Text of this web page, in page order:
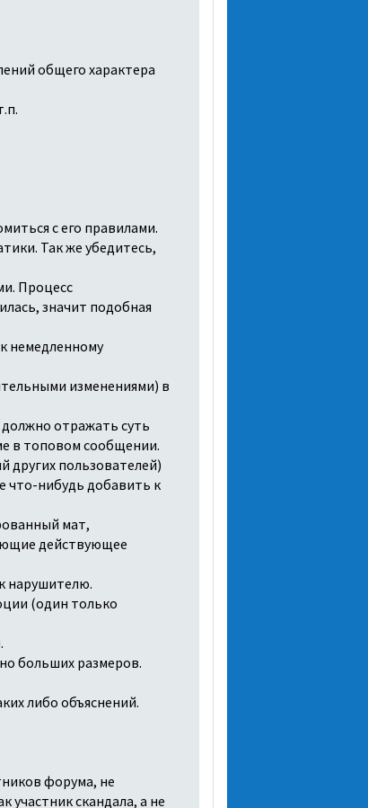
общего характера
с его правилами.
Так же убедитесь,
Процесс
значит подобная
немедленному
изменениями) в
отражать суть
в топовом сообщении.
других пользователей)
что-нибудь добавить к
мат,
действующее
нарушителю.
(один только
больших размеров.
либо объяснений.
форума, не
участник скандала, а не